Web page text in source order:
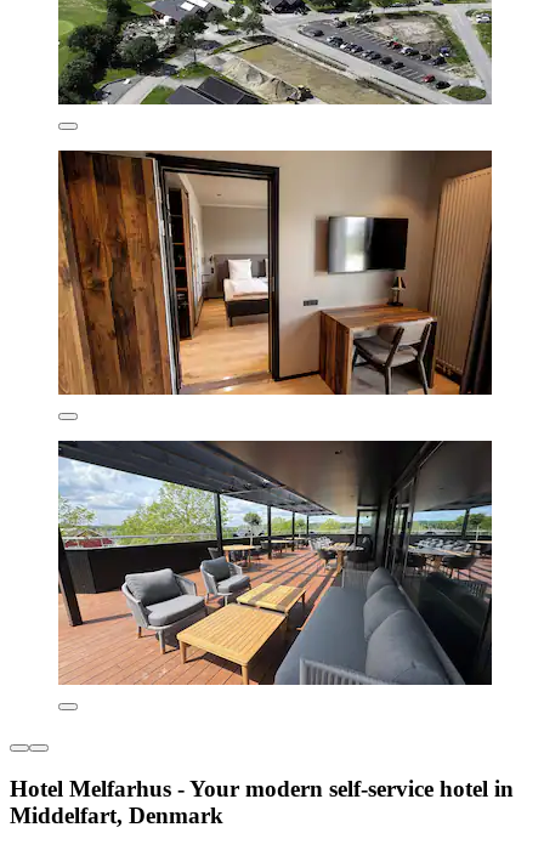
Hotel Melfarhus - Your modern self-service hotel in
Middelfart, Denmark